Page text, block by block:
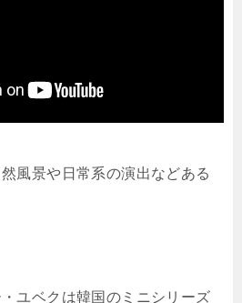
風景や日常系の演出などある
ユベクは韓国のミニシリーズ